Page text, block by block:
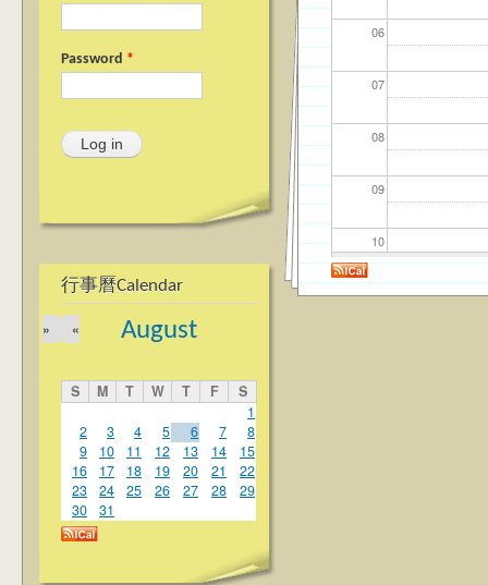
Password *
行事曆Calendar
August
«
»
S M T W T F
S
1
2
3 4 5 6 7
8
9
10 11 12 13 14
15
16
17 18 19 20 21
22
23
24 25 26 27 28
29
30
31
06
07
08
09
10
11